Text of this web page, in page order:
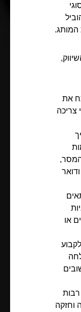
המותג.
את
צריכה
או
רבות
וחזקה